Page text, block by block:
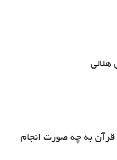
به چه صورت انجام